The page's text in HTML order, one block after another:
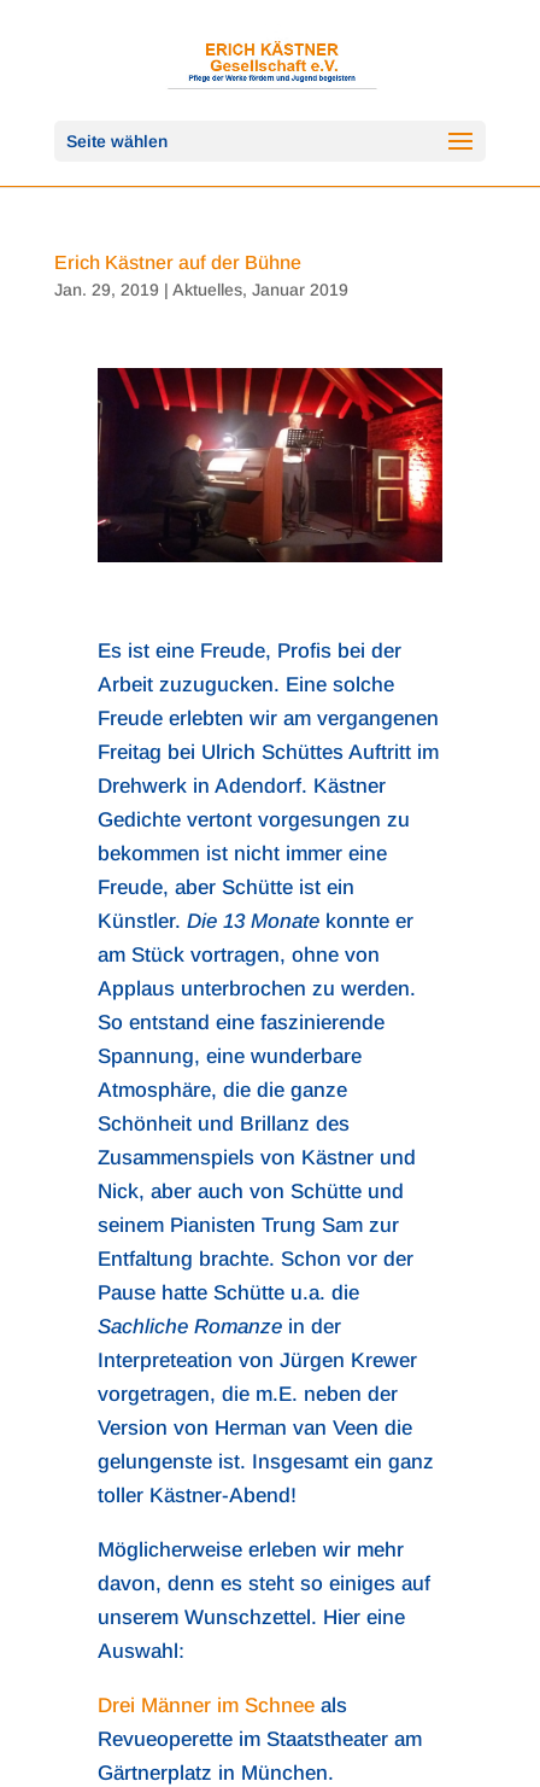
Seite wählen
Erich Kästner auf der Bühne
Jan. 29, 2019 | Aktuelles, Januar 2019
Es ist eine Freude, Profis bei der
Arbeit zuzugucken. Eine solche
Freude erlebten wir am vergangenen
Freitag bei Ulrich Schüttes Auftritt im
Drehwerk in Adendorf. Kästner
Gedichte vertont vorgesungen zu
bekommen ist nicht immer eine
Freude, aber Schütte ist ein
Künstler. Die 13 Monatekonnte er
am Stück vortragen, ohne von
Applaus unterbrochen zu werden.
So entstand eine faszinierende
Spannung, eine wunderbare
Atmosphäre, die die ganze
Schönheit und Brillanz des
Zusammenspiels von Kästner und
Nick, aber auch von Schütte und
seinem Pianisten Trung Sam zur
Entfaltung brachte. Schon vor der
Pause hatte Schütte u.a. die
Sachliche Romanzein der
Interpreteation von Jürgen Krewer
vorgetragen, die m.E. neben der
Version von Herman van Veen die
gelungenste ist. Insgesamt ein ganz
toller Kästner-Abend!
Möglicherweise erleben wir mehr
davon, denn es steht so einiges auf
unserem Wunschzettel. Hier eine
Auswahl:
Drei Männer im Schneeals
Revueoperette im Staatstheater am
Gärtnerplatz in München.